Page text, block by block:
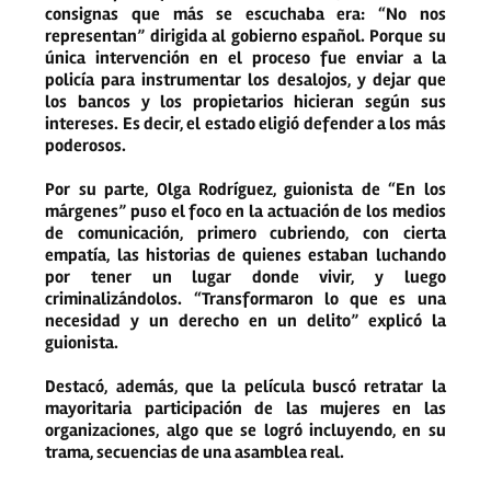
consignas que más se escuchaba era: “No nos
representan” dirigida al gobierno español. Porque su
única intervención en el proceso fue enviar a la
policía para instrumentar los desalojos, y dejar que
los bancos y los propietarios hicieran según sus
intereses. Es decir, el estado eligió defender a los más
poderosos.
Por su parte, Olga Rodríguez, guionista de “En los
márgenes” puso el foco en la actuación de los medios
de comunicación, primero cubriendo, con cierta
empatía, las historias de quienes estaban luchando
por tener un lugar donde vivir, y luego
criminalizándolos. “Transformaron lo que es una
necesidad y un derecho en un delito” explicó la
guionista.
Destacó, además, que la película buscó retratar la
mayoritaria participación de las mujeres en las
organizaciones, algo que se logró incluyendo, en su
trama, secuencias de una asamblea real.